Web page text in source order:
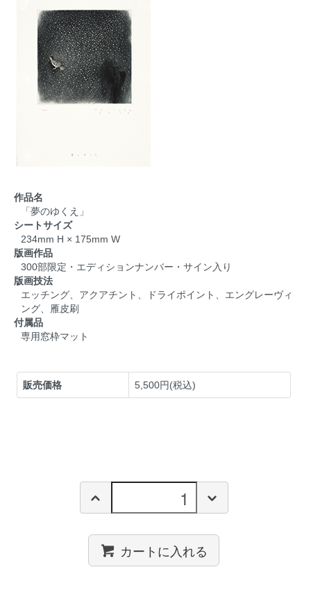
作品名
「夢のゆくえ」
シートサイズ
234mm H × 175mm W
版画作品
300部限定・エディションナンバー・サイン入り
版画技法
エッチング、アクアチント、ドライポイント、エングレーヴィ
ング、雁皮刷
付属品
専用窓枠マット
販売価格 5,500円(税込)
カートに入れる